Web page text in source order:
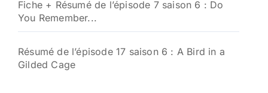
Fiche + Résumé de l’épisode 7 saison 6 : Do
You Remember...
Résumé de l’épisode 17 saison 6 : A Bird in a
Gilded Cage